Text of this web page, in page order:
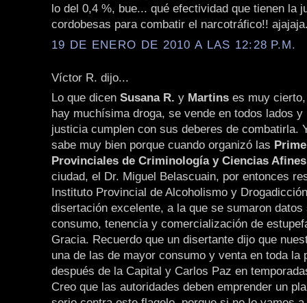
lo del 0,4 %, bue... qué efectividad que tienen la
cordobesas para combatir el narcotráfico!!
19 DE ENERO DE 2010 A LAS 12:28 P.M.
Víctor R. dijo...
Lo que dicen Susana R. y Martins es muy
hay muchísima droga, se vende en todos lados
justicia cumplen con sus deberes de combatirla.
sabe muy bien porque cuando organizó las
Provinciales de Criminología y Ciencias Afines
ciudad, el Dr. Miguel Belascuain, por entonces
Instituto Provincial de Alcoholismo y
disertación excelente, a la que se sumaron datos
consumo, tenencia y comercialización de
Gracia. Recuerdo que un disertante dijo que
una de las de mayor consumo y venta en toda la
después de la Capital y Carlos Paz en
Creo que las autoridades deben emprender un